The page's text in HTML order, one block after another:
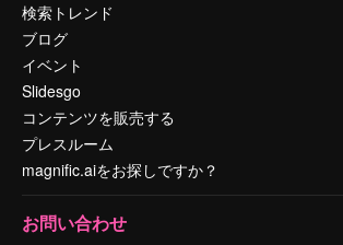
検索トレンド
ブログ
イベント
Slidesgo
コンテンツを販売する
プレスルーム
magnific.aiをお探しですか？
お問い合わせ